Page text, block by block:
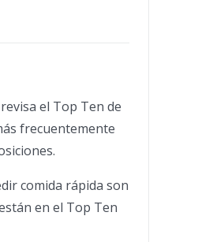
el Top Ten de
frecuentemente
comida rápida son
en el Top Ten